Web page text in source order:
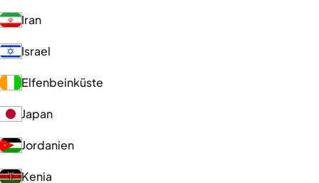
Iran
Israel
Elfenbeinküste
Japan
Jordanien
Kenia